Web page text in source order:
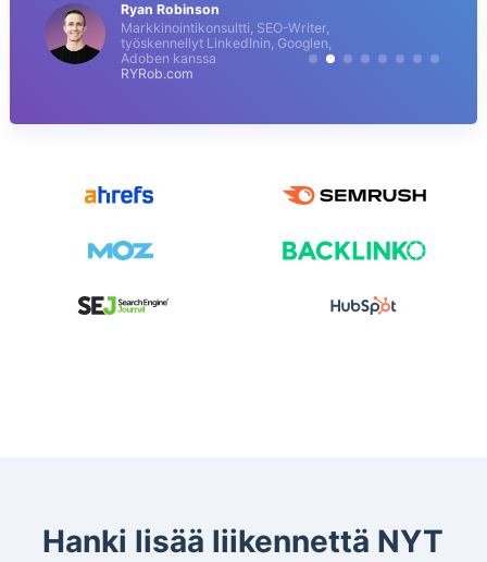
Ryan Robinson
Markkinointikonsultti, SEO-Writer,
työskennellyt LinkedInin, Googlen,
Adoben kanssa
RYRob.com
Hanki lisää liikennettä NYT